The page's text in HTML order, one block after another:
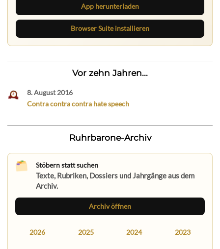
App herunterladen
Browser Suite installieren
Vor zehn Jahren...
8. August 2016
Contra contra contra hate speech
Ruhrbarone-Archiv
Stöbern statt suchen
Texte, Rubriken, Dossiers und Jahrgänge aus dem
Archiv.
Archiv öffnen
2026 2025 2024 2023